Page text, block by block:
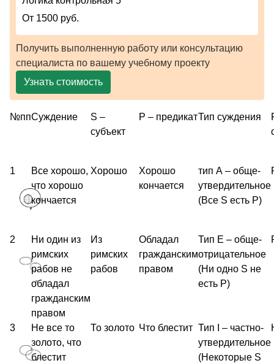
От 1500 руб.
Получить выполненную работу или консультацию
специалиста по вашему учебному проекту
Узнать стоимость
№ппСуждение
S –
субъект
P – предикатТип суждения
1
Все хорошо,
что хорошо
кончается
Хорошо
Хорошо
кончается
тип А – обще-
утвердительное
(Все S есть P)
2
Ни один из
римских
рабов не
обладал
гражданским
правом
Из
римских
рабов
Обладал
гражданским
правом
Тип E – обще-
отрицательное
(Ни одно S не
есть P)
3
Не все то
золото, что
блестит
То золото Что блестит Тип I – частно-
утвердительное
(Некоторые S